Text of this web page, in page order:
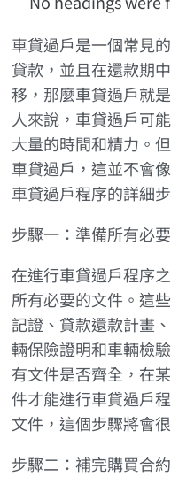
車貸過戶是一個常見
貸款，並且在還款期
移，那麼車貸過戶就
人來說，車貸過戶可
大量的時間和精力。
車貸過戶，這並不會
車貸過戶程序的詳細
步驟一：準備所有必
在進行車貸過戶程序
所有必要的文件。這
記證、貸款還款計畫
輛保險證明和車輛檢
有文件是否齊全，在
件才能進行車貸過戶
文件，這個步驟將會
步驟二：補完購買合